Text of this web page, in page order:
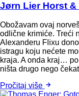
Jørn Lier Horst
Obožavam ovaj
odlične krimiće. Treći
Alexanderu Flixu
istragu koju nećete
kraja. A onda kraj…
ništa drugo nego
Pročitaj više